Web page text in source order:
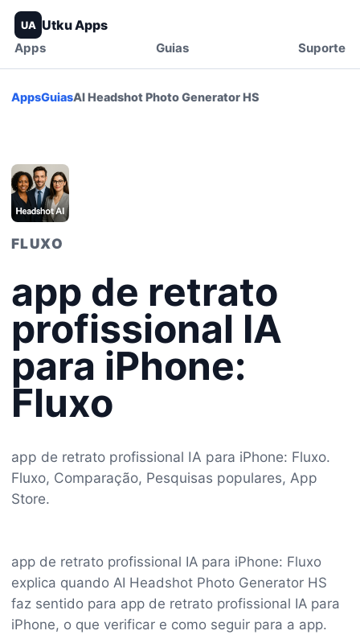
UA Utku Apps
Apps Guias Suporte
AppsGuiasAI Headshot Photo Generator HS
FLUXO
app de retrato
profissional IA
para iPhone:
Fluxo
app de retrato profissional IA para iPhone: Fluxo.
Fluxo, Comparação, Pesquisas populares, App
Store.
app de retrato profissional IA para iPhone: Fluxo
explica quando AI Headshot Photo Generator HS
faz sentido para app de retrato profissional IA para
iPhone, o que verificar e como seguir para a app.